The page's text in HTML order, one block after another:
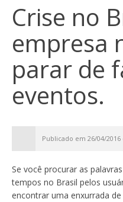
Crise no
empresa
parar de
eventos.
Publicado em 26/04/2016
Se você procurar as
tempos no Brasil pelos
encontrar uma enxurrada